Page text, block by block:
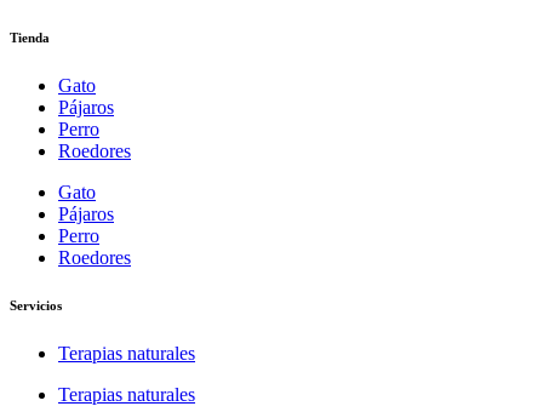
Tienda
Gato
Pájaros
Perro
Roedores
Gato
Pájaros
Perro
Roedores
Servicios
Terapias naturales
Terapias naturales